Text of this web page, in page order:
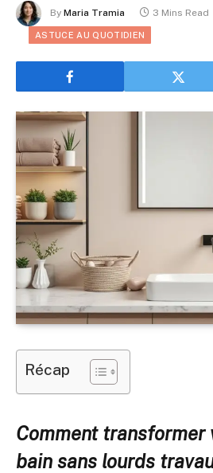
By Maria Tramia 3 Mins Read
ASTUCE AU QUOTIDIEN
Récap
Comment transformer
bain sans lourds